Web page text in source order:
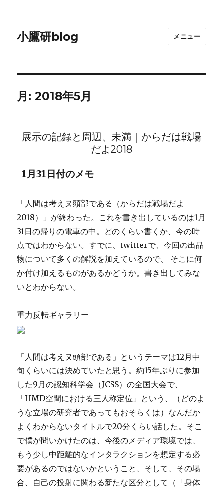
小鷹研blog メニュー
月:2018年5月
展示の記録と周辺、未満｜からだは戦場
だよ2018
1月31日付のメモ
「人間は考えヌ頭部である（からだは戦場だよ
2018）」が終わった。これを書き出しているのは1月
31日の帰りの電車の中。どのくらい書くか、今の時
点ではわからない。すでに、twitterで、今回の出品
物について多くの解説を加えているので、 そこに何
か付け加えるものがあるかどうか。書き出してみな
いとわからない。
重力反転ギャラリー
「人間は考えヌ頭部である」というテーマは12月中
旬くらいには決めていたと思う。約15年ぶりに参加
した9月の認知科学会（JCSS）の全国大会で、
「HMD空間における三人称定位」という、（どのよ
うな立場の研究者であってもおそらくは）なんだか
よくわからないタイトルで20分くらい話した。そこ
で僕が問いかけたのは、今後のメディア環境では、
もう少し中距離的なインタラクションを想定する必
要があるのではないかということ、そして、その場
合、自己の投射に関わる新たな区分として（「身体